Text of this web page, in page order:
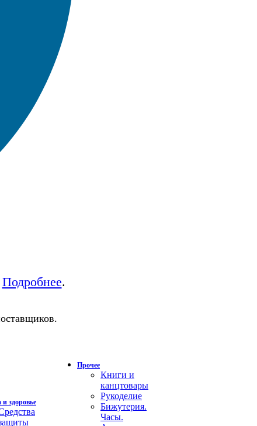
Подробнее.
и здоровье
Прочее
Книги и
канцтовары
Рукоделие
Бижутерия.
Часы.